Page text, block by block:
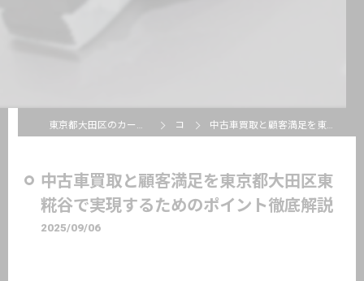
東京都大田区のカーコーティングならSTEALTH ARMOR WORKS コラム 中古車買取と顧客満足を東京都大田区東糀谷で実現するためのポイント徹底解説
中古車買取と顧客満足を東京都大田区東
糀谷で実現するためのポイント徹底解説
2025/09/06